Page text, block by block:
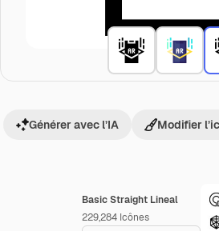
Basic Straight Lineal
229,284 Icônes
Générer avec l’IA Modifier